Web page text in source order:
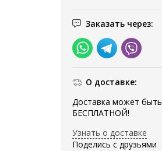
Заказать через:
О доставке:
Доставка может быть
БЕСПЛАТНОЙ!
Узнать о доставке
Поделись с друзьями